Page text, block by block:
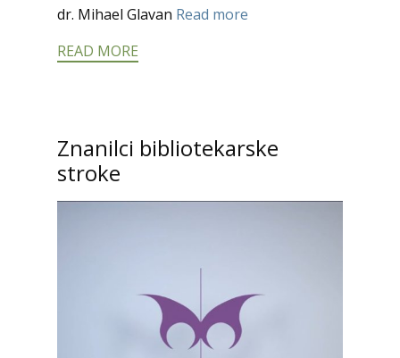
dr. Mihael Glavan Read more
READ MORE
Znanilci bibliotekarske
stroke